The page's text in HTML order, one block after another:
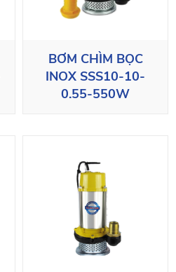
BƠM CHÌM BỌC
INOX SSS10-10-
0.55-550W